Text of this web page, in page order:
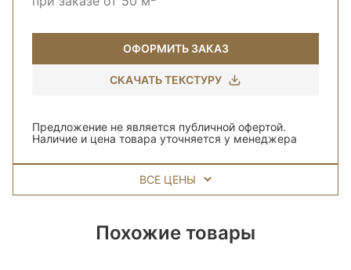
ОФОРМИТЬ ЗАКАЗ
СКАЧАТЬ ТЕКСТУРУ
Предложение не является публичной офертой.
Наличие и цена товара уточняется у менеджера
ВСЕ ЦЕНЫ
Похожие товары